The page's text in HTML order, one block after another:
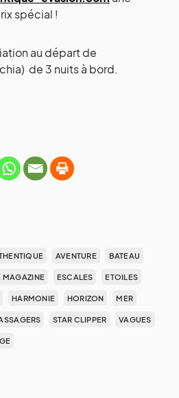
spécial !
au départ de
de 3 nuits à bord.
AVENTURE BATEAU
MAGAZINE ESCALES ETOILES
HARMONIE HORIZON MER
STAR CLIPPER VAGUES